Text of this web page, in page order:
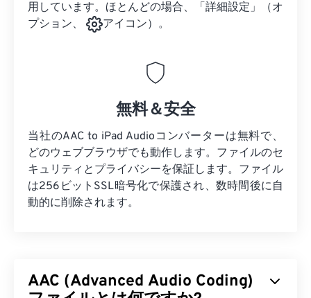
用しています。ほとんどの場合、「詳細設定」（オ
プション、
アイコン）。
無料＆安全
当社のAAC to iPad Audioコンバーターは無料で、
どのウェブブラウザでも動作します。ファイルのセ
キュリティとプライバシーを保証します。ファイル
は256ビットSSL暗号化で保護され、数時間後に自
動的に削除されます。
AAC (Advanced Audio Coding)